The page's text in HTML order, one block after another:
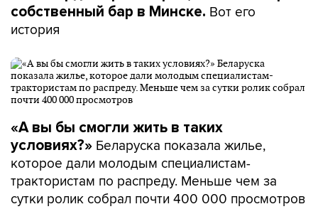
собственный бар в Минске. Вот его
история
«А вы бы смогли жить в таких
условиях?» Беларуска показала жилье,
которое дали молодым специалистам-
трактористам по распреду. Меньше чем за
сутки ролик собрал почти 400 000 просмотров